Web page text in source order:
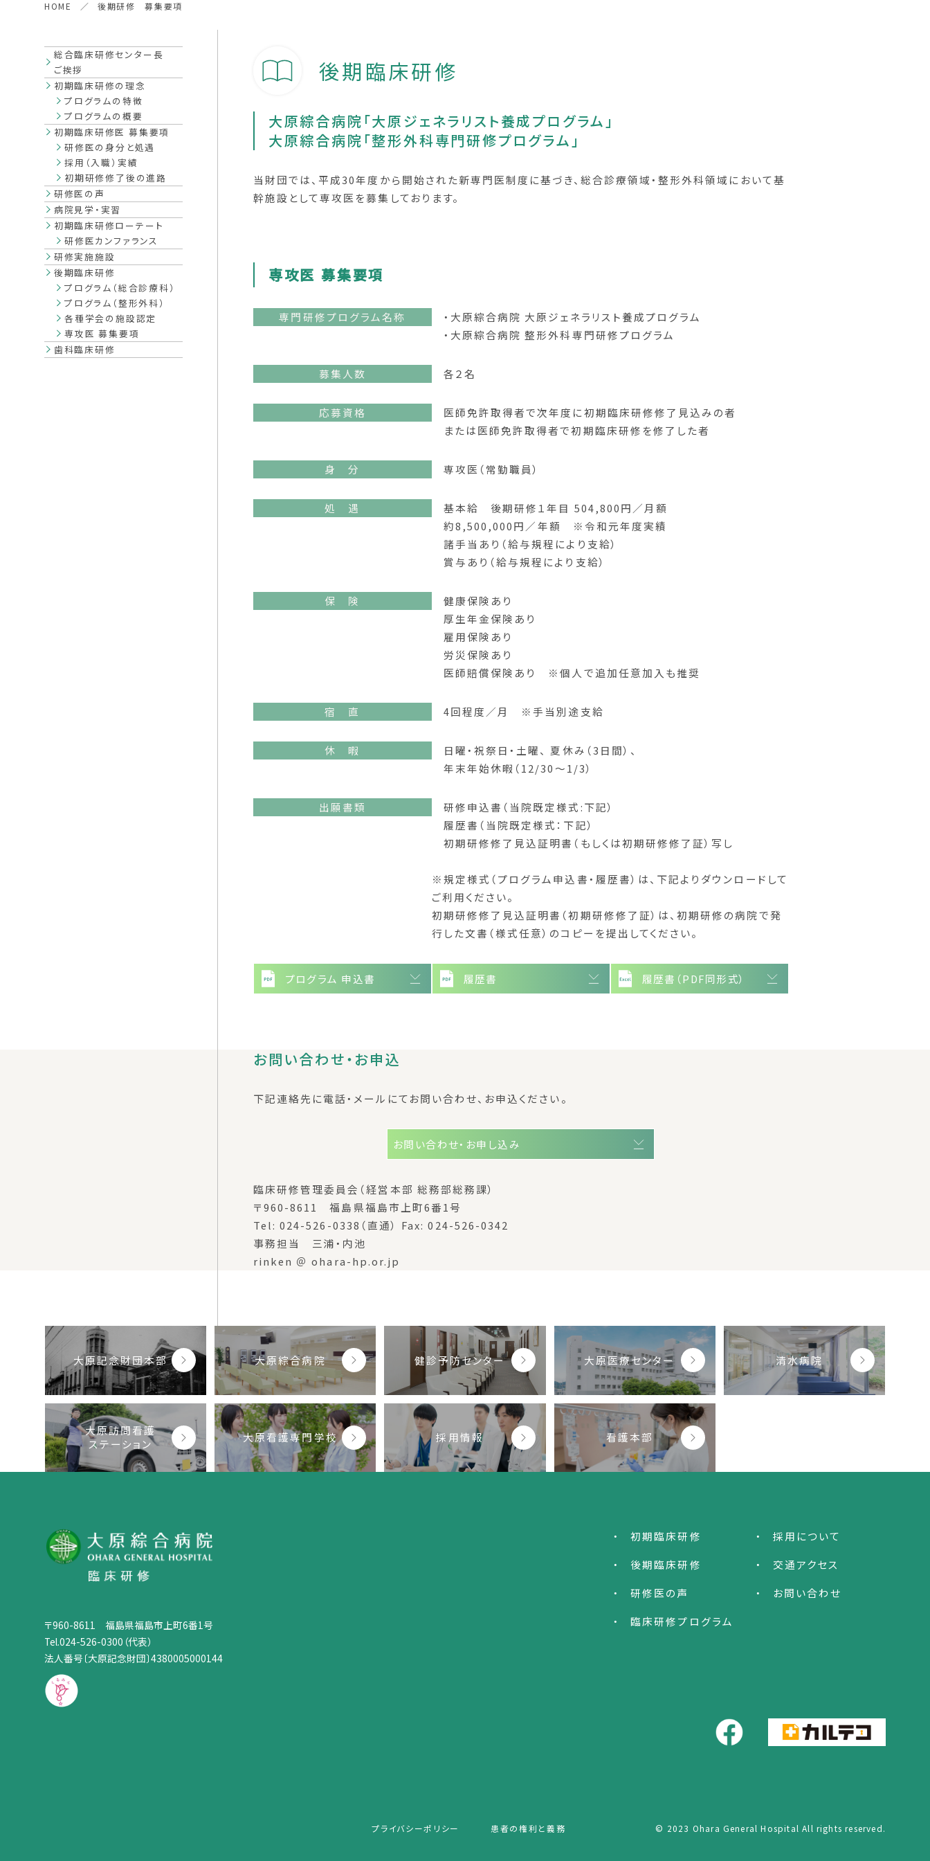
HOME 後期研修 募集要項
後期臨床研修
大原綜合病院「大原ジェネラリスト養成プログラム」
大原綜合病院「整形外科専門研修プログラム」
当財団では、平成30年度から開始された新専門医制度に基づき、総合診療領域・整形外科領域において基
幹施設として専攻医を募集しております。
専攻医 募集要項
専門研修プログラム名称
・大原綜合病院 大原ジェネラリスト養成プログラム
・大原綜合病院 整形外科専門研修プログラム
募集人数 各２名
応募資格
医師免許取得者で次年度に初期臨床研修修了見込みの者
または医師免許取得者で初期臨床研修を修了した者
身 分 専攻医（常勤職員）
処 遇
基本給 後期研修１年目 504,800円／月額
約8,500,000円／年額 ※令和元年度実績
諸手当あり（給与規程により支給）
賞与あり（給与規程により支給）
保 険
健康保険あり
厚生年金保険あり
雇用保険あり
労災保険あり
医師賠償保険あり ※個人で追加任意加入も推奨
宿 直 4回程度／月 ※手当別途支給
休 暇
日曜・祝祭日・土曜、 夏休み（3日間）、
年末年始休暇（12/30〜1/3）
出願書類
研修申込書（当院既定様式:下記）
履歴書（当院既定様式：下記）
初期研修修了見込証明書（もしくは初期研修修了証）写し
※規定様式（プログラム申込書・履歴書）は、下記よりダウンロードして
ご利用ください。
初期研修修了見込証明書（初期研修修了証）は、初期研修の病院で発
行した文書（様式任意）のコピーを提出してください。
プログラム 申込書 履歴書 履歴書（PDF同形式）
お問い合わせ・お申込
下記連絡先に電話・メールにてお問い合わせ、お申込ください。
お問い合わせ・お申し込み
臨床研修管理委員会（経営本部 総務部総務課）
〒960-8611 福島県福島市上町6番1号
Tel: 024-526-0338（直通） Fax: 024-526-0342
事務担当 三浦・内池
rinken ＠ ohara-hp.or.jp
総合臨床研修センター長
ご挨拶
初期臨床研修の理念
プログラムの特徴
プログラムの概要
初期臨床研修医 募集要項
研修医の身分と処遇
採用（入職）実績
初期研修修了後の進路
研修医の声
病院見学・実習
初期臨床研修ローテート
研修医カンファランス
研修実施施設
後期臨床研修
プログラム（総合診療科）
プログラム（整形外科）
各種学会の施設認定
専攻医 募集要項
歯科臨床研修
大原記念財団本部 大原綜合病院 健診予防センター 大原医療センター 清水病院
大原訪問看護
ステーション
大原看護専門学校 採用情報 看護本部
〒960-8611 福島県福島市上町6番1号
Tel.024-526-0300（代表）
法人番号〔大原記念財団〕4380005000144
初期臨床研修
後期臨床研修
研修医の声
臨床研修プログラム
採用について
交通アクセス
お問い合わせ
プライバシーポリシー 患者の権利と義務 © 2023 Ohara General Hospital All rights reserved.